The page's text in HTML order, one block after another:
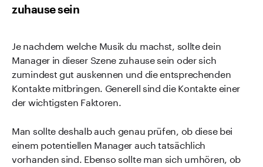
zuhause sein
Je nachdem welche Musik du machst, sollte dein
Manager in dieser Szene zuhause sein oder sich
zumindest gut auskennen und die entsprechenden
Kontakte mitbringen. Generell sind die Kontakte einer
der wichtigsten Faktoren.
Man sollte deshalb auch genau prüfen, ob diese bei
einem potentiellen Manager auch tatsächlich
vorhanden sind. Ebenso sollte man sich umhören, ob